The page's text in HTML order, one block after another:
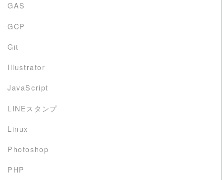
GAS
GCP
Git
Illustrator
JavaScript
LINEスタンプ
Linux
Photoshop
PHP